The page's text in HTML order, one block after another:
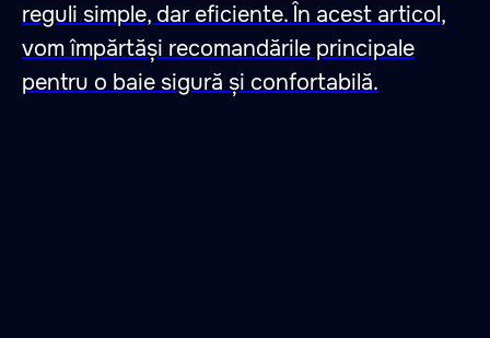
reguli simple, dar eficiente. În acest articol,
vom împărtăși recomandările principale
pentru o baie sigură și confortabilă.